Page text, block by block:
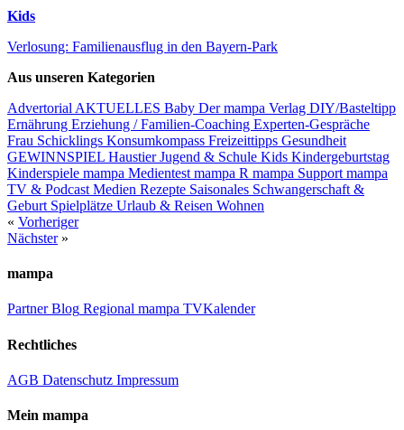
Kids
Verlosung: Familienausflug in den Bayern-Park
Aus unseren Kategorien
Advertorial AKTUELLES Baby Der mampa Verlag DIY/Basteltipp
Ernährung Erziehung / Familien-Coaching Experten-Gespräche
Frau Schicklings Konsumkompass Freizeittipps Gesundheit
GEWINNSPIEL HaustierJugend & Schule Kids Kindergeburtstag
Kinderspiele mampa Medientest mampa R mampa Support mampa
TV & Podcast Medien Rezepte Saisonales Schwangerschaft &
Geburt Spielplätze Urlaub & Reisen Wohnen
« Vorheriger
Nächster»
mampa
PartnerBlog Regional mampa TVKalender
Rechtliches
AGB Datenschutz Impressum
Mein mampa